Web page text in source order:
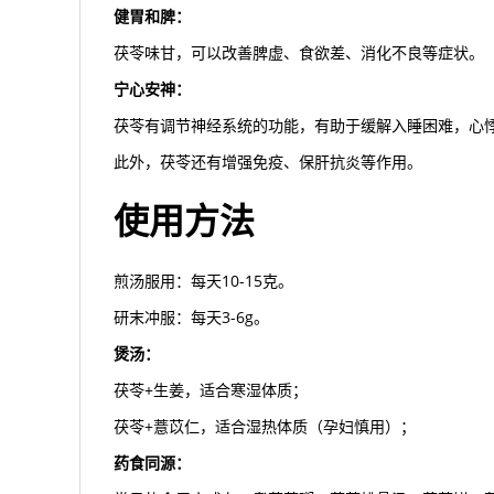
健胃和脾：
茯苓味甘，可以改善脾虚、食欲差、消化不良等症状。
宁心安神：
茯苓有调节神经系统的功能，有助于缓解入睡困难，心
此外，茯苓还有增强免疫、保肝抗炎等作用。
使用方法
煎汤服用：每天10-15克。
研末冲服：每天3-6g。
煲汤：
茯苓+生姜，适合寒湿体质；
茯苓+薏苡仁，适合湿热体质（孕妇慎用）；
药食同源：